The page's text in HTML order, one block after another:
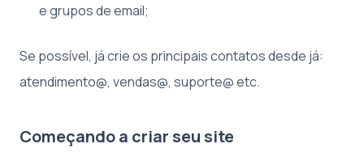
e grupos de email;
Se possível, já crie os principais contatos desde já:
atendimento@, vendas@, suporte@ etc.
Começando a criar seu site